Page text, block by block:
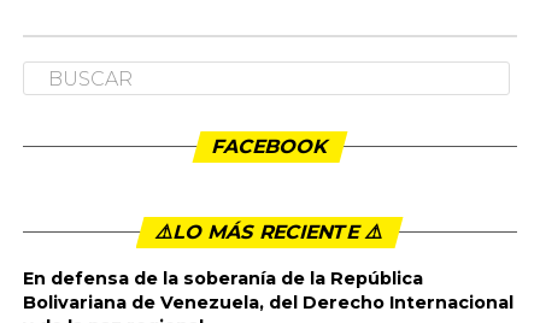
COLUMNISTAS
“No nos devuelvan a la guerra”: la
mayor victoria del paro nacional
Publicado 5 años ago en 12:52 am
admin